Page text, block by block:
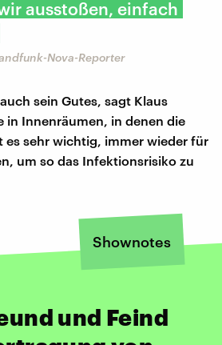
ausstoßen, einfach
Nova-Reporter
sein Gutes, sagt Klaus
in Innenräumen, in denen die
es sehr wichtig, immer wieder für
um so das Infektionsrisiko zu
Shownotes
und Feind